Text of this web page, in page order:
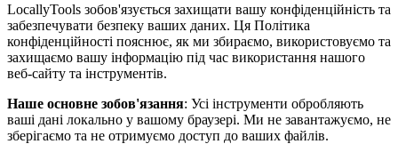
LocallyTools зобов'язується захищати вашу конфіденційність та
забезпечувати безпеку ваших даних. Ця Політика
конфіденційності пояснює, як ми збираємо, використовуємо та
захищаємо вашу інформацію під час використання нашого
веб-сайту та інструментів.
Наше основне зобов'язання: Усі інструменти обробляють
ваші дані локально у вашому браузері. Ми не завантажуємо, не
зберігаємо та не отримуємо доступ до ваших файлів.